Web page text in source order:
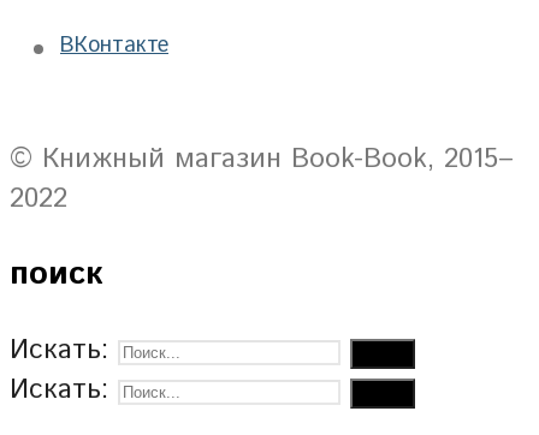
ВКонтакте
© Книжный магазин Book-Book, 2015–
2022
поиск
Искать:
Искать: